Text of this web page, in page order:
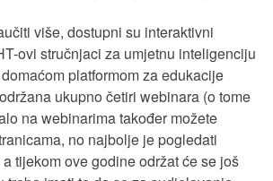
više, dostupni su interaktivni
ovi stručnjaci za umjetnu inteligenciju
platformom za edukacije
ukupno četiri webinara (o tome
na webinarima također možete
no najbolje je pogledati
tijekom ove godine održat će se još